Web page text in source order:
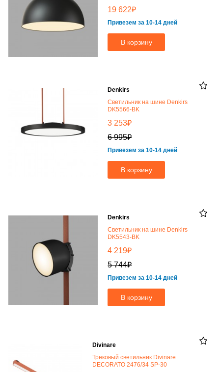
19 622₽
Привезем за 10-14 дней
В корзину
Denkirs
Светильник на шине Denkirs
DK5566-BK
3 253₽
6 995₽
Привезем за 10-14 дней
В корзину
Denkirs
Светильник на шине Denkirs
DK5543-BK
4 219₽
5 744₽
Привезем за 10-14 дней
В корзину
Divinare
Трековый светильник Divinare
DECORATO 2476/34 SP-30